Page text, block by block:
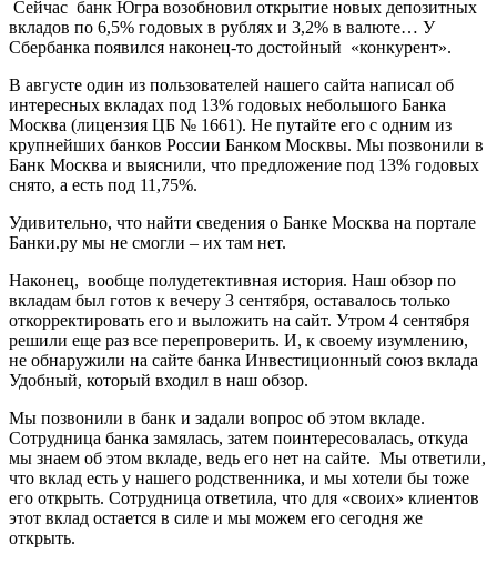
Сейчас банк Югра возобновил открытие новых депозитных
вкладов по 6,5% годовых в рублях и 3,2% в валюте… У
Сбербанка появился наконец-то достойный «конкурент».
В августе один из пользователей нашего сайта написал об
интересных вкладах под 13% годовых небольшого Банка
Москва (лицензия ЦБ № 1661). Не путайте его с одним из
крупнейших банков России Банком Москвы. Мы позвонили в
Банк Москва и выяснили, что предложение под 13% годовых
снято, а есть под 11,75%.
Удивительно, что найти сведения о Банке Москва на портале
Банки.ру мы не смогли – их там нет.
Наконец, вообще полудетективная история. Наш обзор по
вкладам был готов к вечеру 3 сентября, оставалось только
откорректировать его и выложить на сайт. Утром 4 сентября
решили еще раз все перепроверить. И, к своему изумлению,
не обнаружили на сайте банка Инвестиционный союз вклада
Удобный, который входил в наш обзор.
Мы позвонили в банк и задали вопрос об этом вкладе.
Сотрудница банка замялась, затем поинтересовалась, откуда
мы знаем об этом вкладе, ведь его нет на сайте. Мы ответили,
что вклад есть у нашего родственника, и мы хотели бы тоже
его открыть. Сотрудница ответила, что для «своих» клиентов
этот вклад остается в силе и мы можем его сегодня же
открыть.